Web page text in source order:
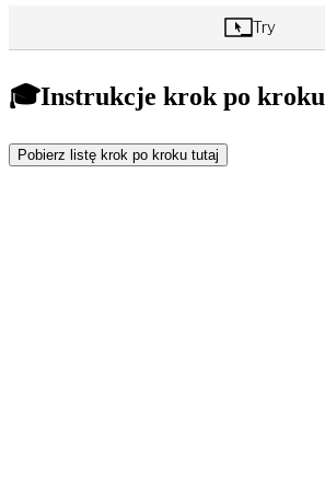
🎓Instrukcje krok po kroku
Pobierz listę krok po kroku tutaj